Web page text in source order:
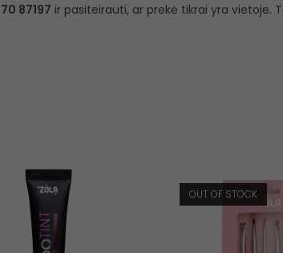
87197 ir pasiteirauti, ar prekė tikrai yra vietoje.
OUT OF STOCK